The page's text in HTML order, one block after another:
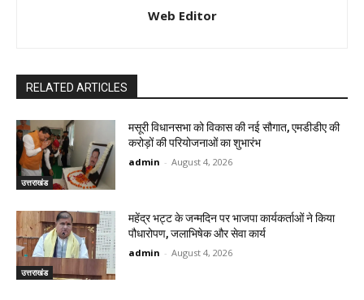
Web Editor
RELATED ARTICLES
उत्तराखंड
मसूरी विधानसभा को विकास की नई सौगात, एमडीडीए की
करोड़ों की परियोजनाओं का शुभारंभ
admin - August 4, 2026
उत्तराखंड
महेंद्र भट्ट के जन्मदिन पर भाजपा कार्यकर्ताओं ने किया
पौधारोपण, जलाभिषेक और सेवा कार्य
admin - August 4, 2026